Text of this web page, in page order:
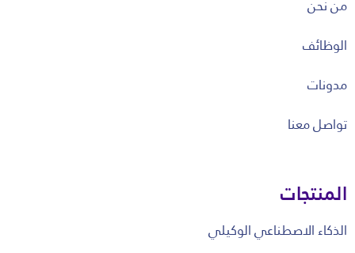
من نحن
الوظائف
مدونات
تواصل معنا
المنتجات
الذكاء الاصطناعي الوكيلي